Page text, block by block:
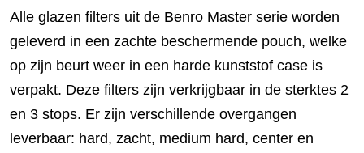
Alle glazen filters uit de Benro Master serie worden
geleverd in een zachte beschermende pouch, welke
op zijn beurt weer in een harde kunststof case is
verpakt. Deze filters zijn verkrijgbaar in de sterktes 2
en 3 stops. Er zijn verschillende overgangen
leverbaar: hard, zacht, medium hard, center en